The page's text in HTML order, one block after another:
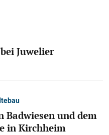
Juwelier
Badwiesen und dem
in Kirchheim